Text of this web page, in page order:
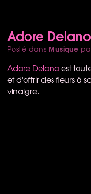
Adore
Posté dans Musique
Adore Delanoest
et d'offrir des fleurs à
vinaigre.